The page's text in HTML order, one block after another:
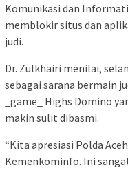
Komunikasi dan
memblokir situs dan
judi.
Dr. Zulkhairi menilai,
sebagai sarana bermain
_game_ Highs Domino
makin sulit dibasmi.
“Kita apresiasi Polda
Kemenkominfo. Ini